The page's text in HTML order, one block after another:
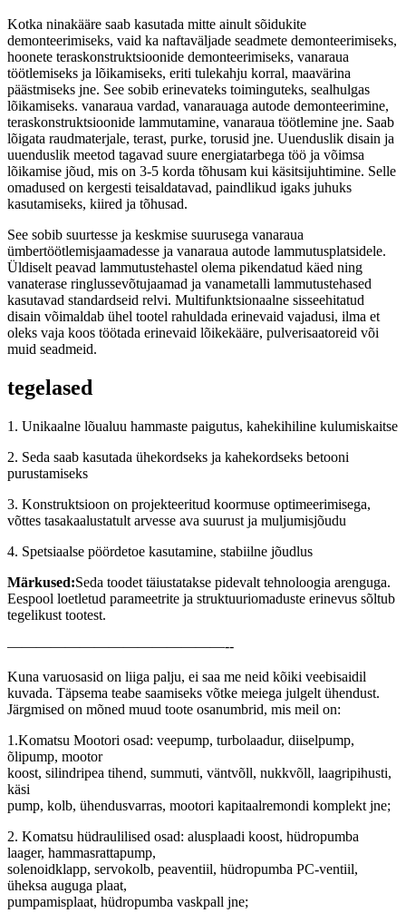
Kotka ninakääre saab kasutada mitte ainult sõidukite
demonteerimiseks, vaid ka naftaväljade seadmete demonteerimiseks,
hoonete teraskonstruktsioonide demonteerimiseks, vanaraua
töötlemiseks ja lõikamiseks, eriti tulekahju korral, maavärina
päästmiseks jne. See sobib erinevateks toiminguteks, sealhulgas
lõikamiseks. vanaraua vardad, vanarauaga autode demonteerimine,
teraskonstruktsioonide lammutamine, vanaraua töötlemine jne. Saab
lõigata raudmaterjale, terast, purke, torusid jne. Uuenduslik disain ja
uuenduslik meetod tagavad suure energiatarbega töö ja võimsa
lõikamise jõud, mis on 3-5 korda tõhusam kui käsitsijuhtimine. Selle
omadused on kergesti teisaldatavad, paindlikud igaks juhuks
kasutamiseks, kiired ja tõhusad.
See sobib suurtesse ja keskmise suurusega vanaraua
ümbertöötlemisjaamadesse ja vanaraua autode lammutusplatsidele.
Üldiselt peavad lammutustehastel olema pikendatud käed ning
vanaterase ringlussevõtujaamad ja vanametalli lammutustehased
kasutavad standardseid relvi. Multifunktsionaalne sisseehitatud
disain võimaldab ühel tootel rahuldada erinevaid vajadusi, ilma et
oleks vaja koos töötada erinevaid lõikekääre, pulverisaatoreid või
muid seadmeid.
tegelased
1. Unikaalne lõualuu hammaste paigutus, kahekihiline kulumiskaitse
2. Seda saab kasutada ühekordseks ja kahekordseks betooni
purustamiseks
3. Konstruktsioon on projekteeritud koormuse optimeerimisega,
võttes tasakaalustatult arvesse ava suurust ja muljumisjõudu
4. Spetsiaalse pöördetoe kasutamine, stabiilne jõudlus
Märkused:Seda toodet täiustatakse pidevalt tehnoloogia arenguga.
Eespool loetletud parameetrite ja struktuuriomaduste erinevus sõltub
tegelikust tootest.
———————————————--
Kuna varuosasid on liiga palju, ei saa me neid kõiki veebisaidil
kuvada. Täpsema teabe saamiseks võtke meiega julgelt ühendust.
Järgmised on mõned muud toote osanumbrid, mis meil on:
1.Komatsu Mootori osad: veepump, turbolaadur, diiselpump,
õlipump, mootor
koost, silindripea tihend, summuti, väntvõll, nukkvõll, laagripihusti,
käsi
pump, kolb, ühendusvarras, mootori kapitaalremondi komplekt jne;
2. Komatsu hüdraulilised osad: alusplaadi koost, hüdropumba
laager, hammasrattapump,
solenoidklapp, servokolb, peaventiil, hüdropumba PC-ventiil,
üheksa auguga plaat,
pumpamisplaat, hüdropumba vaskpall jne;